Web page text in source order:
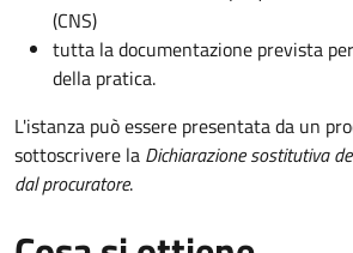
(CNS)
tutta la documentazione prevista
della pratica.
L'istanza può essere presentata da un
sottoscrivere la Dichiarazione sostitutiva
dal procuratore.